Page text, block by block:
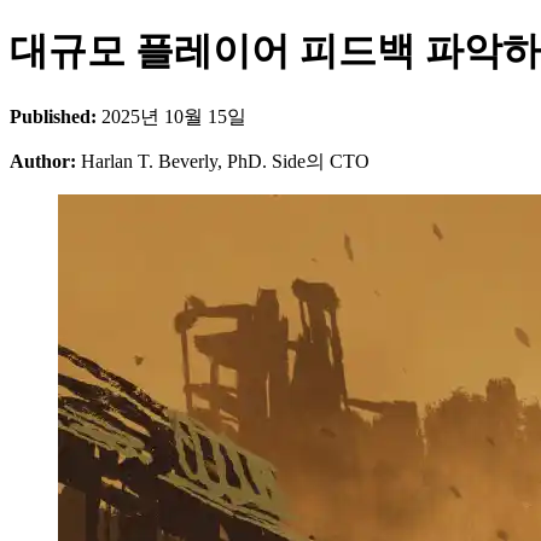
대규모 플레이어 피드백 파악
Published: 2025년 10월 15일
Author: Harlan T. Beverly, PhD. Side의 CTO